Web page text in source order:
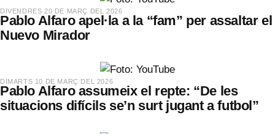
​DIVENDRES 20 DE MARÇ DEL 2026
Pablo Alfaro apel·la a la “fam” per assaltar el
Nuevo Mirador
​DIMARTS 10 DE MARÇ DEL 2026
Pablo Alfaro assumeix el repte: “De les
situacions difícils se’n surt jugant a futbol”